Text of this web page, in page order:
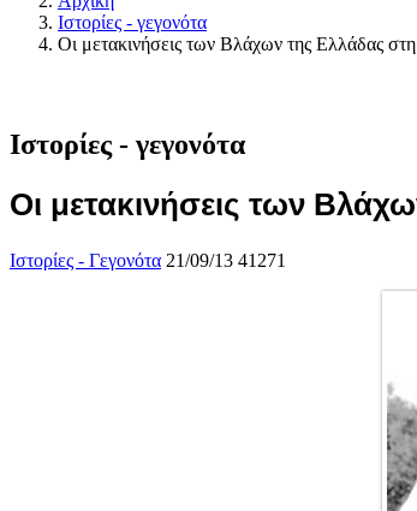
Ιστορίες - γεγονότα
Οι μετακινήσεις των Βλάχων της Ελλάδας
Ιστορίες - γεγονότα
Οι μετακινήσεις των
Ιστορίες - Γεγονότα 21/09/13 41271